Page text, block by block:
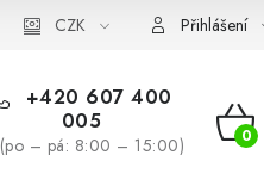
CZK Přihlášení
+420 607 400
005
(po – pá: 8:00 – 15:00)